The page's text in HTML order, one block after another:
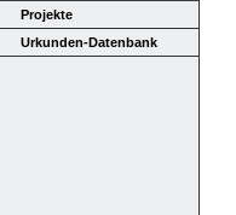
Projekte
Urkunden-Datenbank